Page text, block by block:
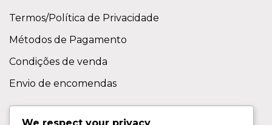
Termos/Política de Privacidade
Métodos de Pagamento
Condições de venda
Envio de encomendas
We respect your privacy